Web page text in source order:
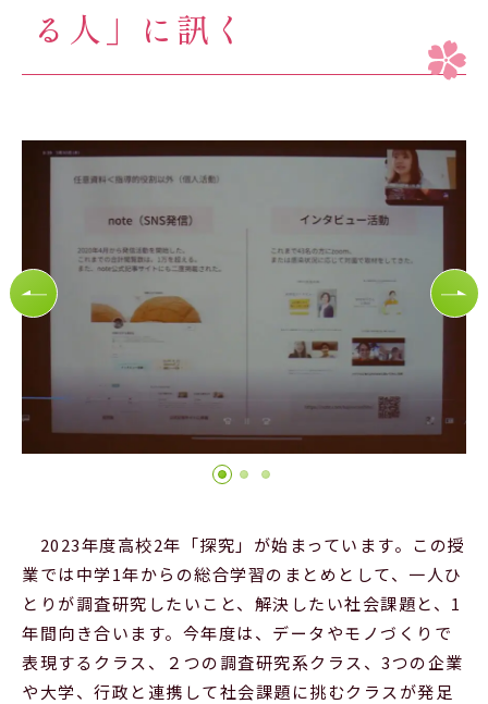
受験生の方へ 卒業生の方へ
保護者の方へ アクセスマップ
個人情報保護方針
採用情報
Official SNS
る人」に訊く
2023年度高校2年「探究」が始まっています。この授
業では中学1年からの総合学習のまとめとして、一人ひ
とりが調査研究したいこと、解決したい社会課題と、1
年間向き合います。今年度は、データやモノづくりで
表現するクラス、２つの調査研究系クラス、3つの企業
や大学、行政と連携して社会課題に挑むクラスが発足